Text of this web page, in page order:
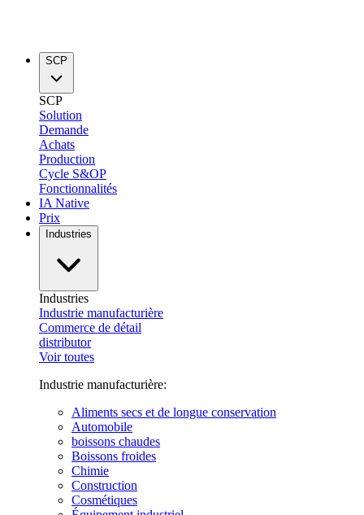
SCP
SCP
Solution
Demande
Achats
Production
Cycle S&OP
Fonctionnalités
IA Native
Prix
Industries
Industries
Industrie manufacturière
Commerce de détail
distributor
Voir toutes
Industrie manufacturière:
Aliments secs et de longue conservation
Automobile
boissons chaudes
Boissons froides
Chimie
Construction
Cosmétiques